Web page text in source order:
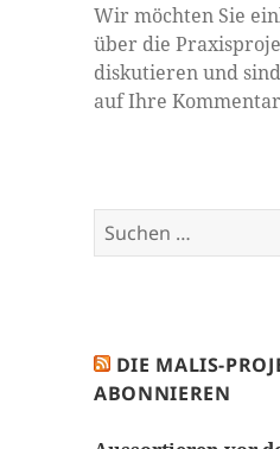
Wir möchten Sie
über die
diskutieren und
auf Ihre
Suchen
nach:
DIE MALIS-
ABONNIEREN